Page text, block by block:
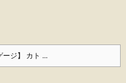
ージ】 カト ...